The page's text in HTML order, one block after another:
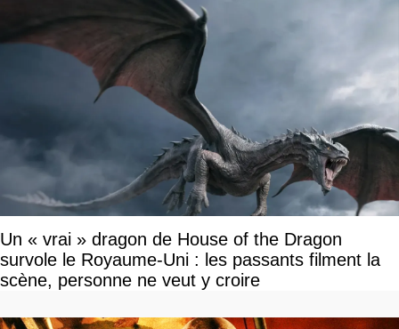
Un « vrai » dragon de House of the Dragon
survole le Royaume-Uni : les passants filment la
scène, personne ne veut y croire